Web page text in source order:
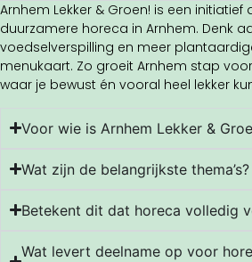
Arnhem Lekker & Groen! is een
duurzamere horeca in Arnhem. Denk
voedselverspilling en meer
menukaart. Zo groeit Arnhem stap
waar je bewust én vooral heel lekker
Voor wie is Arnhem Lekker &
Wat zijn de belangrijkste thema’s?
Betekent dit dat horeca volledig
Wat levert deelname op voor